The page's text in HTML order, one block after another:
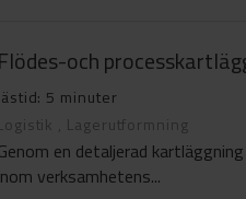
Flödes-och
5 minuter
, Lagerutformning
en detaljerad
verksamhetens...